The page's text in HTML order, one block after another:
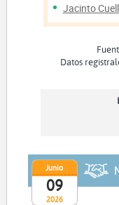
Jacinto
Datos
2026
Junio
09